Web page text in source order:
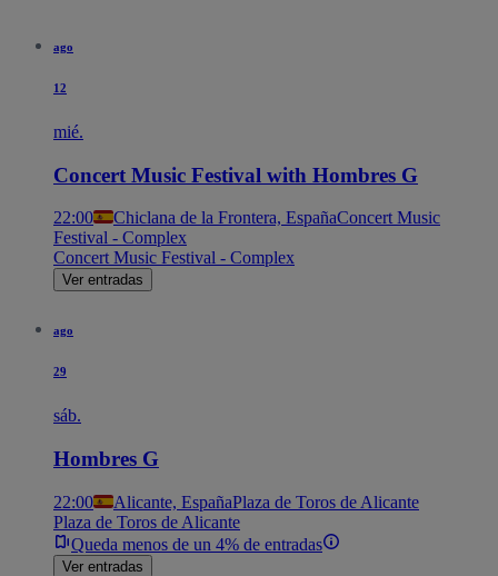
ago
12
mié.
Concert Music Festival with Hombres G
22:00 Chiclana de la Frontera, EspañaConcert Music
Festival - Complex
Concert Music Festival - Complex
Ver entradas
ago
29
sáb.
Hombres G
22:00 Alicante, EspañaPlaza de Toros de Alicante
Plaza de Toros de Alicante
Queda menos de un 4% de entradas
Ver entradas